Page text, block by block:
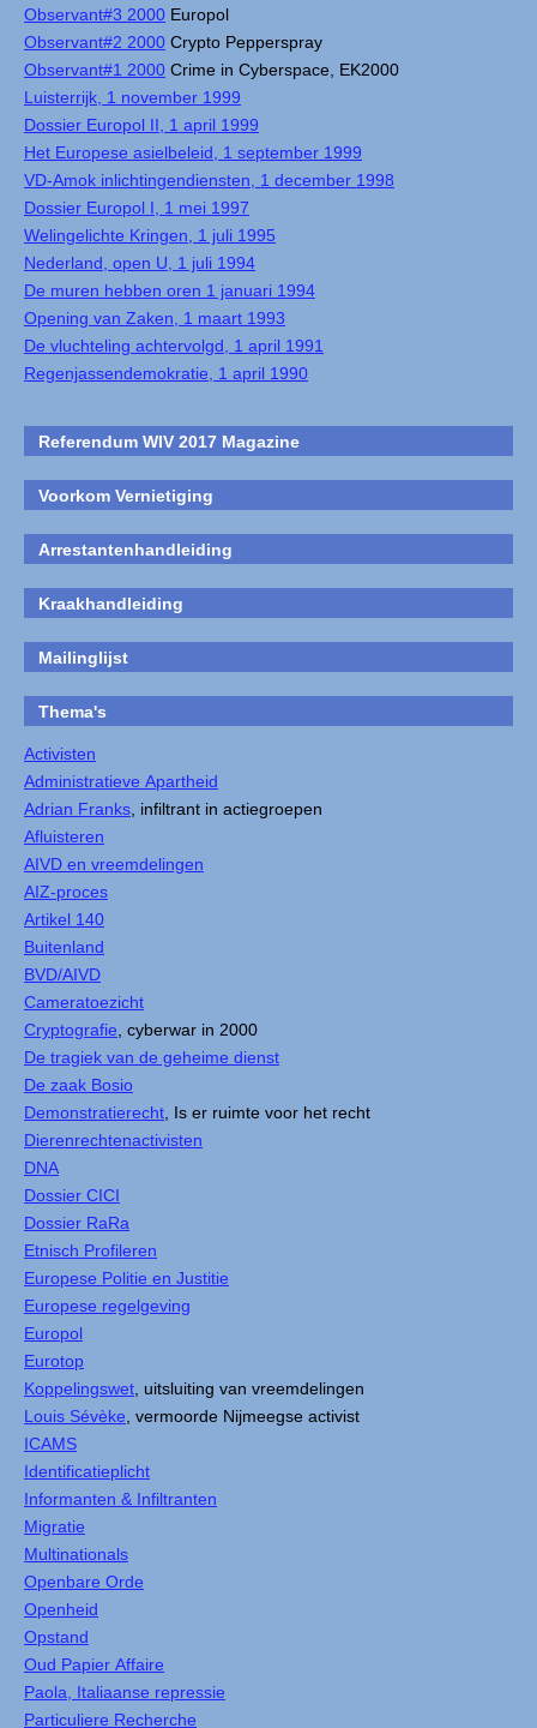
Observant#3 2000 Europol
Observant#2 2000 Crypto Pepperspray
Observant#1 2000 Crime in Cyberspace, EK2000
Luisterrijk, 1 november 1999
Dossier Europol II, 1 april 1999
Het Europese asielbeleid, 1 september 1999
VD-Amok inlichtingendiensten, 1 december 1998
Dossier Europol I, 1 mei 1997
Welingelichte Kringen, 1 juli 1995
Nederland, open U, 1 juli 1994
De muren hebben oren 1 januari 1994
Opening van Zaken, 1 maart 1993
De vluchteling achtervolgd, 1 april 1991
Regenjassendemokratie, 1 april 1990
Referendum WIV 2017 Magazine
Voorkom Vernietiging
Arrestantenhandleiding
Kraakhandleiding
Mailinglijst
Thema's
Activisten
Administratieve Apartheid
Adrian Franks , infiltrant in actiegroepen
Afluisteren
AIVD en vreemdelingen
AIZ-proces
Artikel 140
Buitenland
BVD/AIVD
Cameratoezicht
Cryptografie , cyberwar in 2000
De tragiek van de geheime dienst
De zaak Bosio
Demonstratierecht , Is er ruimte voor het recht
Dierenrechtenactivisten
DNA
Dossier CICI
Dossier RaRa
Etnisch Profileren
Europese Politie en Justitie
Europese regelgeving
Europol
Eurotop
Koppelingswet , uitsluiting van vreemdelingen
Louis Sévèke , vermoorde Nijmeegse activist
ICAMS
Identificatieplicht
Informanten & Infiltranten
Migratie
Multinationals
Openbare Orde
Openheid
Opstand
Oud Papier Affaire
Paola, Italiaanse repressie
Particuliere Recherche